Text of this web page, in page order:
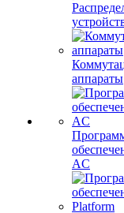
аппараты
AC